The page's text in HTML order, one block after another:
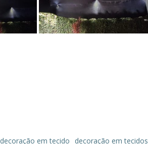
decoração em tecido decoração em tecidos